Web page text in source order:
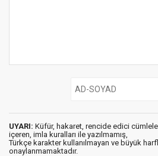
UYARI: Küfür, hakaret, rencide edici
içeren, imla kuralları ile yazılmamış,
Türkçe karakter kullanılmayan ve büyük
onaylanmamaktadır.